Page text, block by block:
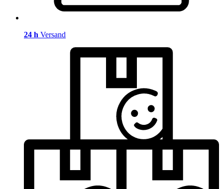
24 h Versand